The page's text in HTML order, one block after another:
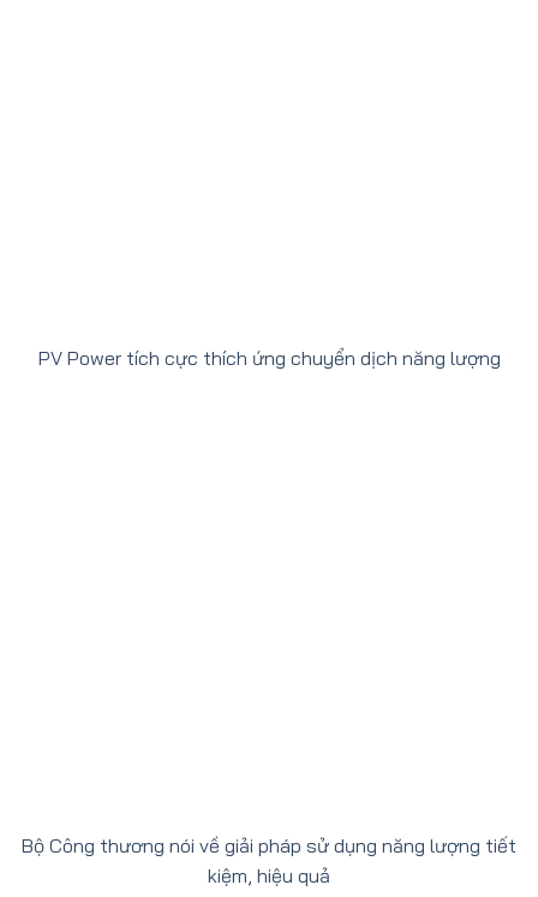
PV Power tích cực thích ứng chuyển dịch năng lượng
Bộ Công thương nói về giải pháp sử dụng năng lượng tiết
kiệm, hiệu quả